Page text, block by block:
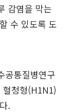
감염을 막는
수 있도록 도
공통질병연구
혈청형(H1N1)
.